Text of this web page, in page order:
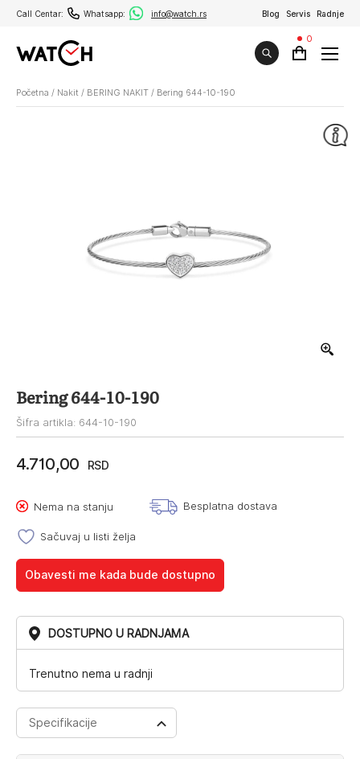
Call Centar: Whatsapp: info@watch.rs Blog Servis Radnje
0
Početna / Nakit / BERING NAKIT / Bering 644-10-190
Bering 644-10-190
Šifra artikla: 644-10-190
4.710,00 RSD
Nema na stanju Besplatna dostava
Sačuvaj u listi želja
Obavesti me kada bude dostupno
DOSTUPNO U RADNJAMA
Trenutno nema u radnji
Specifikacije